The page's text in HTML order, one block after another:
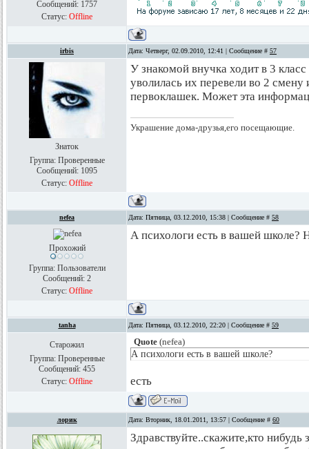
Сообщений: 1757
Статус: Offline
irbis Дата: Четверг, 02.09.2010, 12:41 | Сообщение # 57
Знаток
Группа: Проверенные
Сообщений: 1095
Статус: Offline
У знакомой внучка ходит в 3
уволилась их перевели во 2 смену
первоклашек. Может эта
Украшение дома-друзья,его посещающие.
nefea Дата: Пятница, 03.12.2010, 15:38 | Сообщение # 58
Прохожий
Группа: Пользователи
Сообщений: 2
Статус: Offline
А психологи есть в вашей школе?
tanha Дата: Пятница, 03.12.2010, 22:20 | Сообщение # 59
Старожил
Группа: Проверенные
Сообщений: 455
Статус: Offline
Quote (nefea)
А психологи есть в вашей школе?
есть
лорик Дата: Вторник, 18.01.2011, 13:57 | Сообщение # 60
Здравствуйте..скажите,кто